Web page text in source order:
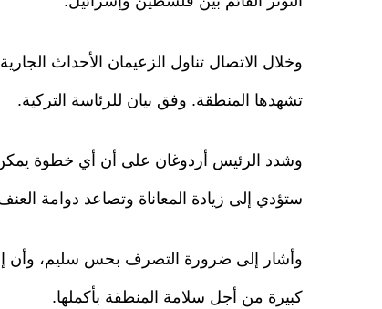
وخلال الاتصال تناول الزعيمان الأحداث
تشهدها المنطقة. وفق بيان للرئاسة التركية.
وشدد الرئيس أردوغان على أن أي خطوة
ستؤدي إلى زيادة المعاناة وتصاعد دوامة
وأشار إلى ضرورة التصرف بحس سليم، وأن
كبيرة من أجل سلامة المنطقة بأكملها.